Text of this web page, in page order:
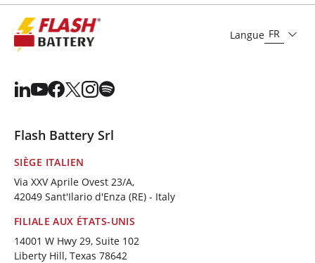
Langue FR
Flash Battery Srl
SIÈGE ITALIEN
Via XXV Aprile Ovest 23/A,
42049 Sant'Ilario d'Enza (RE) - Italy
FILIALE AUX ÉTATS-UNIS
14001 W Hwy 29, Suite 102
Liberty Hill, Texas 78642